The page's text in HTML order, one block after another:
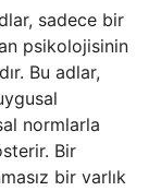
sadece bir
psikolojisinin
Bu adlar,
normlarla
Bir
bir varlık